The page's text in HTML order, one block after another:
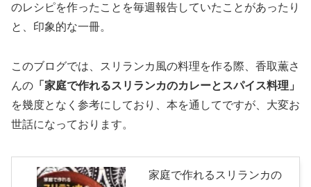
のレシピを作ったことを毎週報告していたことがあったり
と、印象的な一冊。
このブログでは、スリランカ風の料理を作る際、香取薫さ
んの 「家庭で作れるスリランカのカレーとスパイス料理」
を幾度となく参考にしており、本を通してですが、大変お
世話になっております。
家庭で作れるスリランカの